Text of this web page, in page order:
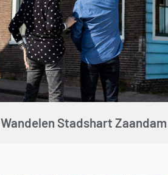
Wandelen Stadshart Zaandam